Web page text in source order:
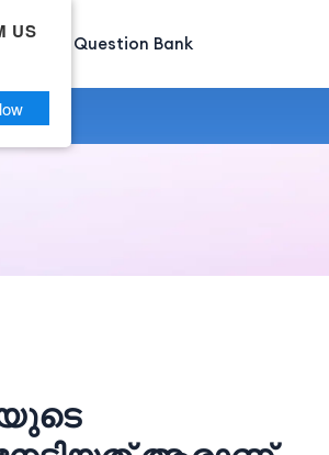
Test Question Bank
US